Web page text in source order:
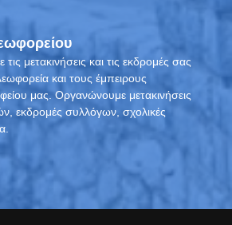
μετακινήσεις και τις εκδρομές σας
και τους έμπειρους
μας. Οργανώνουμε μετακινήσεις
εκδρομές συλλόγων, σχολικές